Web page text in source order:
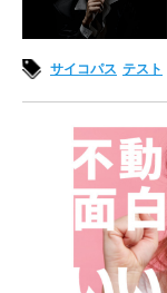
サイコパス テスト